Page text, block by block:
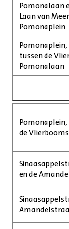
Pomonalaan
Laan van
Pomonaplein
tussen de
Pomonalaan
de
en de